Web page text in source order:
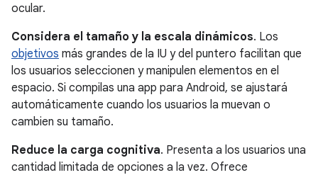
ocular.
Considera el tamaño y la escala dinámicos. Los
objetivos más grandes de la IU y del puntero facilitan que
los usuarios seleccionen y manipulen elementos en el
espacio. Si compilas una app para Android, se ajustará
automáticamente cuando los usuarios la muevan o
cambien su tamaño.
Reduce la carga cognitiva. Presenta a los usuarios una
cantidad limitada de opciones a la vez. Ofrece